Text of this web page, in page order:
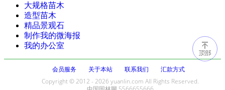
大规格苗木
造型苗木
精品景观石
制作我的微海报
我的办公室
会员服务 关于本站 联系我们
汇款方式
Copyright © 2012 - 2026 yuanlin.com All Rights Reserved.